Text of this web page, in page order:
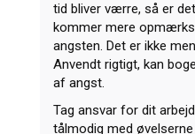
tid bliver værre, så er
kommer mere
angsten. Det er ikke
Anvendt rigtigt, kan
af angst.
Tag ansvar for dit
tålmodig med